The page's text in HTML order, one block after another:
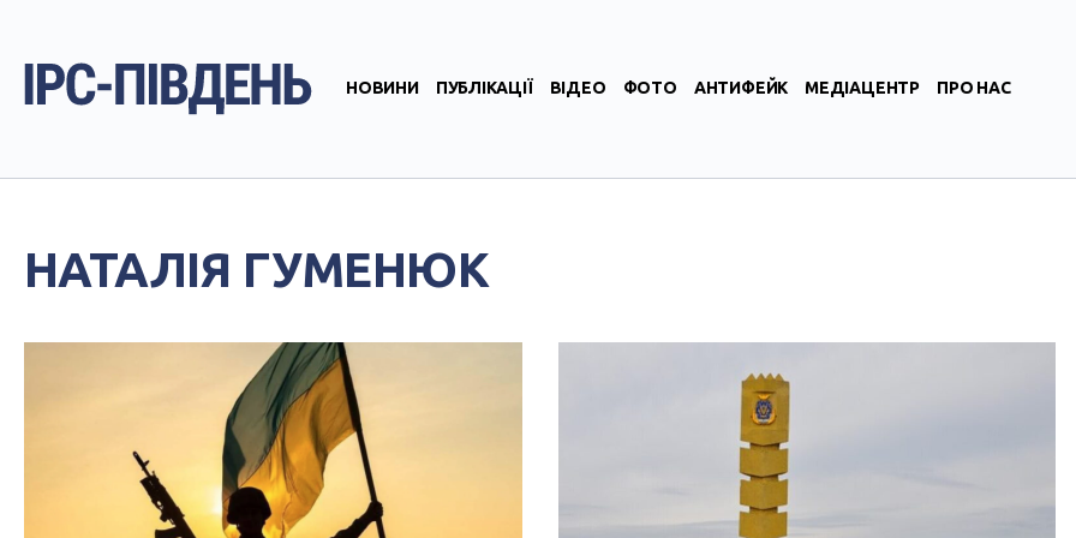
НОВИНИ ПУБЛІКАЦІЇ ВІДЕО ФОТО АНТИФЕЙК МЕДІАЦЕНТР ПРО НАС
НАТАЛІЯ ГУМЕНЮК